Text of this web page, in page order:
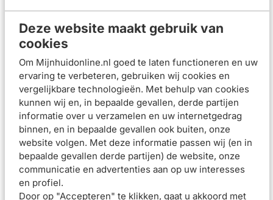
Deze website maakt gebruik van
cookies
Om Mijnhuidonline.nl goed te laten functioneren en uw
ervaring te verbeteren, gebruiken wij cookies en
vergelijkbare technologieën. Met behulp van cookies
kunnen wij en, in bepaalde gevallen, derde partijen
informatie over u verzamelen en uw internetgedrag
binnen, en in bepaalde gevallen ook buiten, onze
website volgen. Met deze informatie passen wij (en in
bepaalde gevallen derde partijen) de website, onze
communicatie en advertenties aan op uw interesses
en profiel.
Door op "Accepteren" te klikken, gaat u akkoord met
dermatologen betrokken bij het onderzoek.
Speciaal aangepaste en zeer tolerante reiniging voor de
huid die gevoelig is voor acne
tegelijkertijd de PH-balans van de huid
Het verwijdert onzuiverheden en overtollig talg
Niet-comedogeen, dus het verstopt de poriën niet
Reinigingsgel voor dagelijks gebruik
Gebruiksadvies
Stap 1: Was eerst de handen en nagels goed.
Stap 2: Meng de dagelijkse reinigingsgel ‘s ochtends en
’s avonds met lauw-warm water (om de poriën goed te
reinigen) en laat het geheel schuimen in de handen.
Stap 3: Breng de reinigingsgel aan op het gezicht,